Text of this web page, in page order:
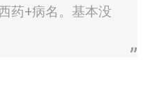
药+病名。基本没